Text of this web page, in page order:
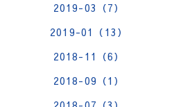
2019-03（7）
2019-01（13）
2018-11（6）
2018-09（1）